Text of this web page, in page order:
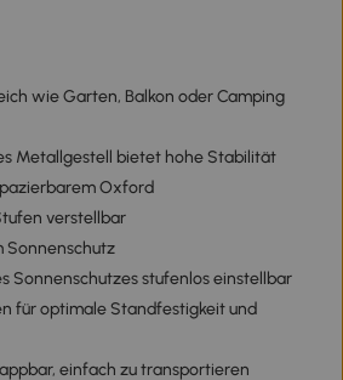
wie Garten, Balkon oder Camping
Metallgestell bietet hohe Stabilität
Oxford
verstellbar
Sonnenschutzes stufenlos einstellbar
für optimale Standfestigkeit und
einfach zu transportieren